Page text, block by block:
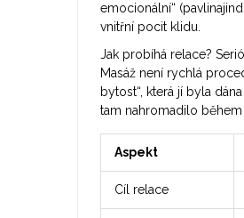
emocionální“
vnitřní pocit klidu.
Jak probíhá relace?
Masáž není rychlá
bytost“, která jí byla
tam nahromadilo
Aspekt
Cíl relace